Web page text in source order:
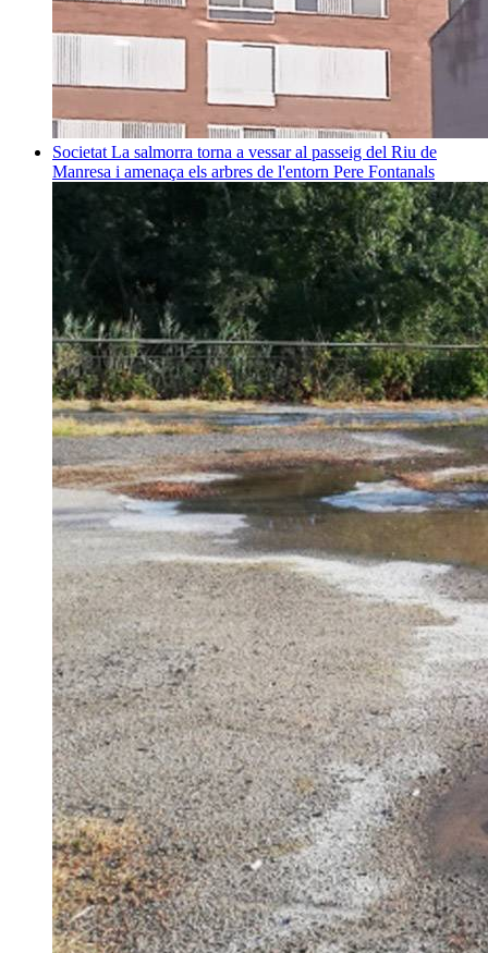
Societat La salmorra torna a vessar al passeig del Riu de
Manresa i amenaça els arbres de l'entorn Pere Fontanals